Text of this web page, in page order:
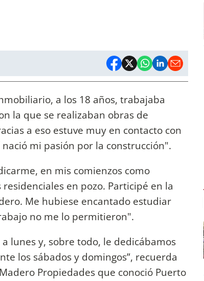
a los 18 años, trabajaba
la que se realizaban obras de
a eso estuve muy en contacto con
mi pasión por la construcción".
en mis comienzos como
en pozo. Participé en la
Me hubiese encantado estudiar
no me lo permitieron".
lunes y, sobre todo, le dedicábamos
los sábados y domingos”, recuerda
Propiedades que conoció Puerto